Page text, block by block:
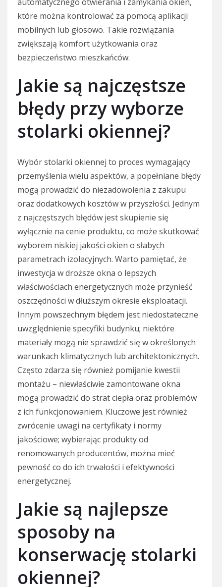
które można kontrolować za pomocą aplikacji
mobilnych lub głosowo. Takie rozwiązania
zwiększają komfort użytkowania oraz
bezpieczeństwo mieszkańców.
Jakie są najczęstsze
błędy przy wyborze
stolarki okiennej?
Wybór stolarki okiennej to proces wymagający
przemyślenia wielu aspektów, a popełniane błędy
mogą prowadzić do niezadowolenia z zakupu
oraz dodatkowych kosztów w przyszłości. Jednym
z najczęstszych błędów jest skupienie się
wyłącznie na cenie produktu, co może skutkować
wyborem niskiej jakości okien o słabych
parametrach izolacyjnych. Warto pamiętać, że
inwestycja w droższe okna o lepszych
właściwościach energetycznych może przynieść
oszczędności w dłuższym okresie eksploatacji.
Innym powszechnym błędem jest niedostateczne
uwzględnienie specyfiki budynku; niektóre
materiały mogą nie sprawdzić się w określonych
warunkach klimatycznych lub architektonicznych.
Często zdarza się również pomijanie kwestii
montażu – niewłaściwie zamontowane okna
mogą prowadzić do strat ciepła oraz problemów
z ich funkcjonowaniem. Kluczowe jest również
zwrócenie uwagi na certyfikaty i normy
jakościowe; wybierając produkty od
renomowanych producentów, można mieć
pewność co do ich trwałości i efektywności
energetycznej.
Jakie są najlepsze
sposoby na
konserwację stolarki
okiennej?